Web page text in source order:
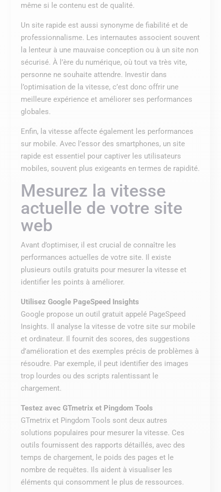
même si le contenu est de qualité.
Un site rapide est aussi synonyme de fiabilité et de
professionnalisme. Les internautes associent souvent
la lenteur à une mauvaise conception ou à un site non
sécurisé. À l’ère du numérique, où tout va très vite,
personne ne souhaite attendre. Investir dans
l’optimisation de la vitesse, c’est donc offrir une
meilleure expérience et améliorer ses performances
globales.
Enfin, la vitesse affecte également les performances
sur mobile. Avec l’essor des smartphones, un site
rapide est essentiel pour captiver les utilisateurs
mobiles, souvent plus exigeants en termes de rapidité.
Mesurez la vitesse
actuelle de votre site
web
Avant d’optimiser, il est crucial de connaître les
performances actuelles de votre site. Il existe
plusieurs outils gratuits pour mesurer la vitesse et
identifier les points à améliorer.
Utilisez Google PageSpeed Insights
Google propose un outil gratuit appelé PageSpeed
Insights. Il analyse la vitesse de votre site sur mobile
et ordinateur. Il fournit des scores, des suggestions
d’amélioration et des exemples précis de problèmes à
résoudre. Par exemple, il peut identifier des images
trop lourdes ou des scripts ralentissant le
chargement.
Testez avec GTmetrix et Pingdom Tools
GTmetrix et Pingdom Tools sont deux autres
solutions populaires pour mesurer la vitesse. Ces
outils fournissent des rapports détaillés, avec des
temps de chargement, le poids des pages et le
nombre de requêtes. Ils aident à visualiser les
éléments qui consomment le plus de ressources.